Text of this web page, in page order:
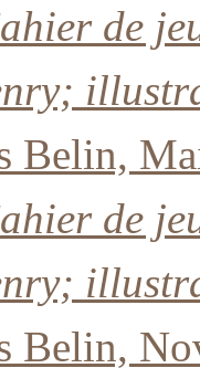
de
Belin,
de
Belin,